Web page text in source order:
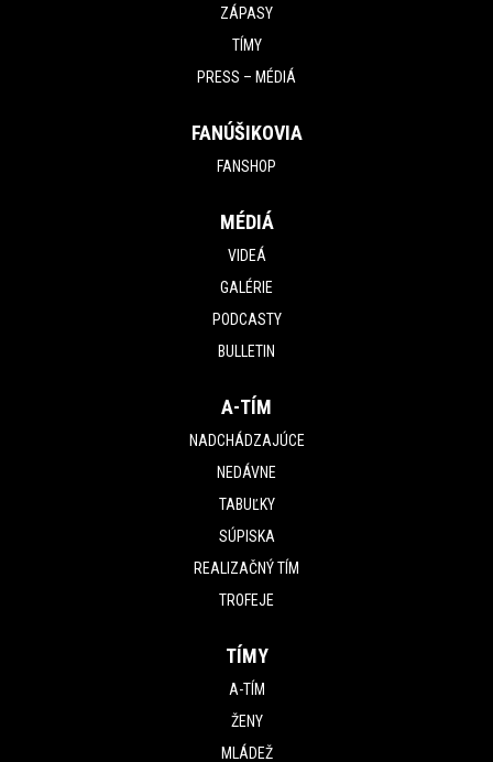
ZÁPASY
TÍMY
PRESS – MÉDIÁ
FANÚŠIKOVIA
FANSHOP
MÉDIÁ
VIDEÁ
GALÉRIE
PODCASTY
BULLETIN
A-TÍM
NADCHÁDZAJÚCE
NEDÁVNE
TABUĽKY
SÚPISKA
REALIZAČNÝ TÍM
TROFEJE
TÍMY
A-TÍM
ŽENY
MLÁDEŽ